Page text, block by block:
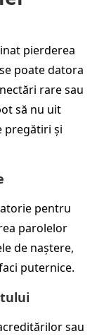
pierderea
poate datora
rare sau
să nu uit
pregătiri și
pentru
parolelor
de naștere,
puternice.
sau